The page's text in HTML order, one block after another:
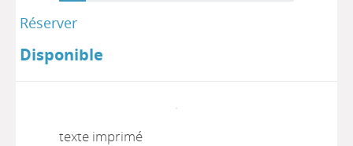
Réserver
Disponible
texte imprimé